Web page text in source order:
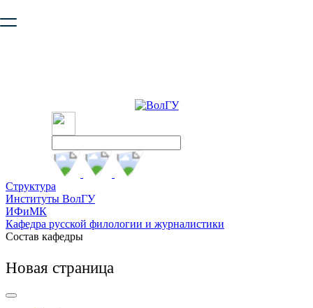
безопасную работу с сайтом. Пожалуйста
Структура
Институты ВолГУ
ИФиМК
Кафедра русской филологии и журналистики
Состав кафедры
Новая страница